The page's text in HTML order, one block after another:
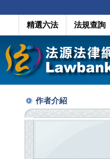
精選六法 法規查詢
作者介紹